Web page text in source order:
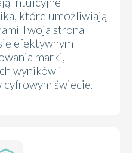
które umożliwiają
Twoja strona
efektywnym
marki,
wyników i
cyfrowym świecie.